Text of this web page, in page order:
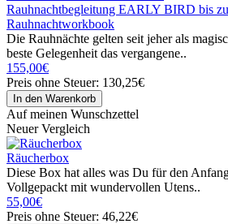
Rauhnachtbegleitung EARLY BIRD bis
Rauhnachtworkbook
Die Rauhnächte gelten seit jeher als
beste Gelegenheit das vergangene..
155,00€
Preis ohne Steuer: 130,25€
Auf meinen Wunschzettel
Neuer Vergleich
Räucherbox
Diese Box hat alles was Du für den
Vollgepackt mit wundervollen Utens..
55,00€
Preis ohne Steuer: 46,22€